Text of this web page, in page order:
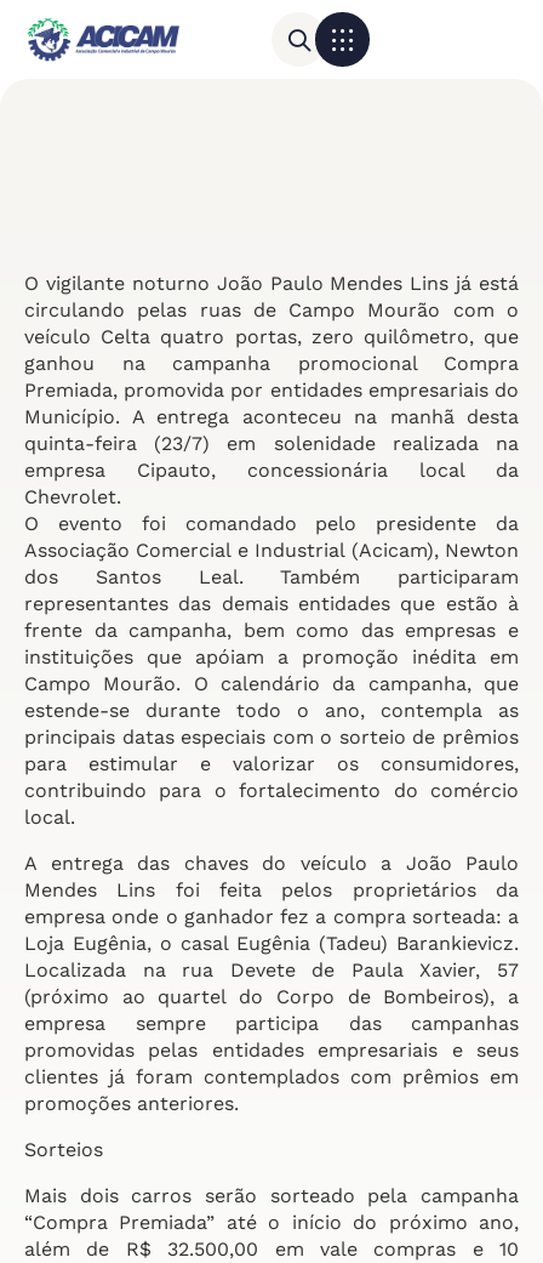
O vigilante noturno João Paulo Mendes Lins já está
circulando pelas ruas de Campo Mourão com o
veículo Celta quatro portas, zero quilômetro, que
ganhou na campanha promocional Compra
Premiada, promovida por entidades empresariais do
Município. A entrega aconteceu na manhã desta
quinta-feira (23/7) em solenidade realizada na
empresa Cipauto, concessionária local da
Chevrolet.
O evento foi comandado pelo presidente da
Associação Comercial e Industrial (Acicam), Newton
dos Santos Leal. Também participaram
representantes das demais entidades que estão à
frente da campanha, bem como das empresas e
instituições que apóiam a promoção inédita em
Campo Mourão. O calendário da campanha, que
estende-se durante todo o ano, contempla as
principais datas especiais com o sorteio de prêmios
para estimular e valorizar os consumidores,
contribuindo para o fortalecimento do comércio
local.
A entrega das chaves do veículo a João Paulo
Mendes Lins foi feita pelos proprietários da
empresa onde o ganhador fez a compra sorteada: a
Loja Eugênia, o casal Eugênia (Tadeu) Barankievicz.
Localizada na rua Devete de Paula Xavier, 57
(próximo ao quartel do Corpo de Bombeiros), a
empresa sempre participa das campanhas
promovidas pelas entidades empresariais e seus
clientes já foram contemplados com prêmios em
promoções anteriores.
Sorteios
Mais dois carros serão sorteado pela campanha
“Compra Premiada” até o início do próximo ano,
além de R$ 32.500,00 em vale compras e 10